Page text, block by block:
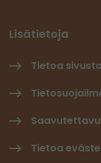
Lisätietoja
Tietoa
Tietoa